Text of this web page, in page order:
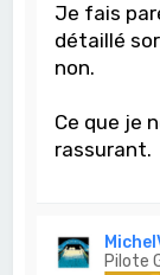
Je fais
détaillé
non.
Ce que je
rassurant.
Pilote